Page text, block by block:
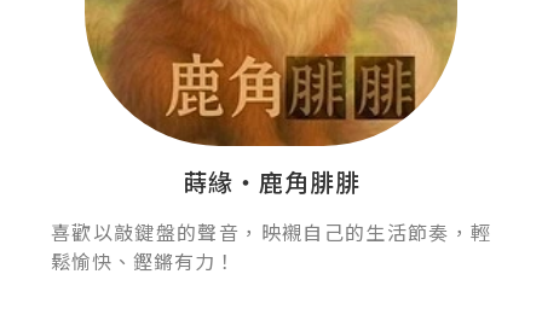
蒔緣‧鹿角腓腓
喜歡以敲鍵盤的聲音，映襯自己的生活節奏，輕
鬆愉快、鏗鏘有力！